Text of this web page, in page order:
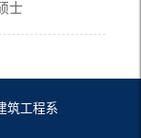
士
筑工程系